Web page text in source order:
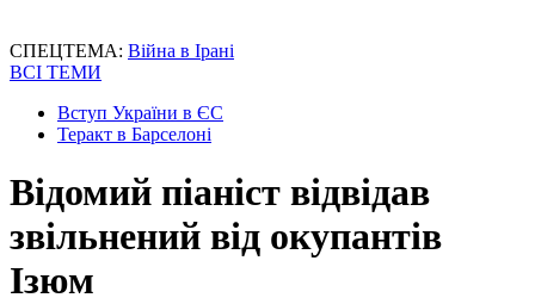
СПЕЦТЕМА: Війна в Ірані
ВСІ ТЕМИ
Вступ України в ЄС
Теракт в Барселоні
Відомий піаніст відвідав
звільнений від окупантів
Ізюм